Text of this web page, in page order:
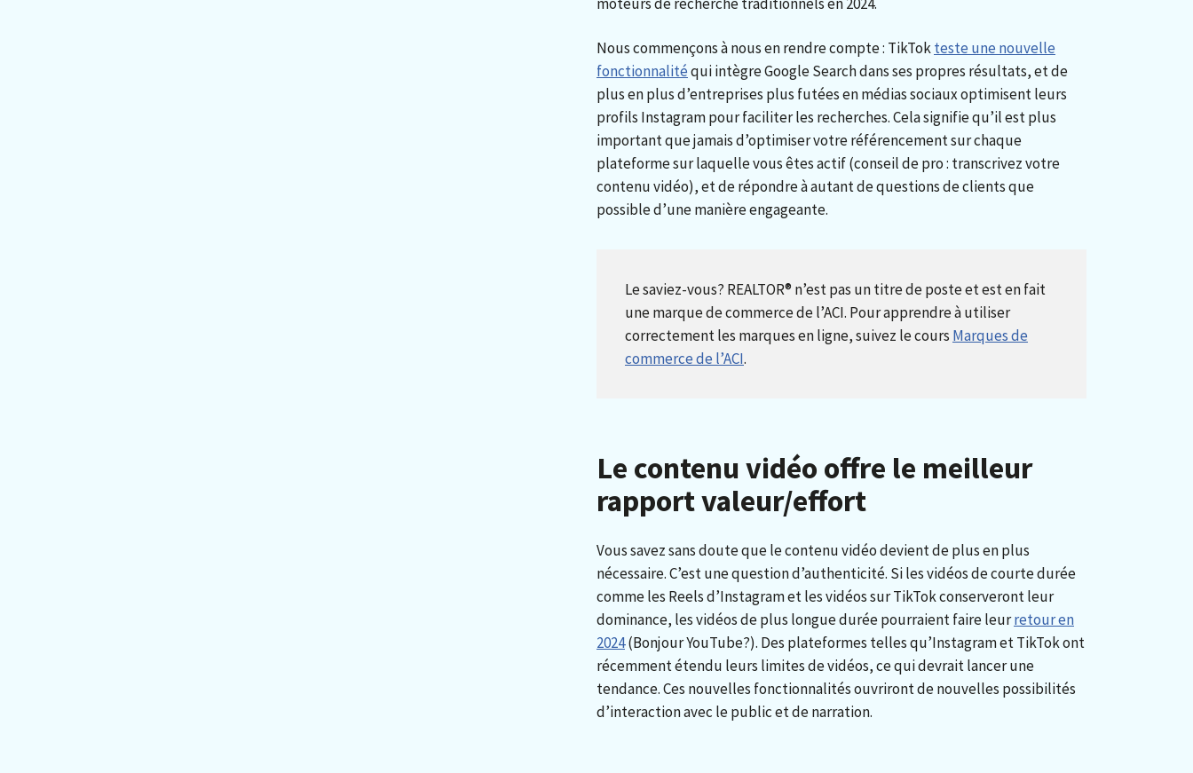
Nous commençons à nous en rendre compte : TikTokteste une nouvelle
fonctionnalitéqui intègre Google Search dans ses propres résultats, et de
plus en plus d’entreprises plus futées en médias sociaux optimisent leurs
profils Instagram pour faciliter les recherches. Cela signifie qu’il est plus
important que jamais d’optimiser votre référencement sur chaque
plateforme sur laquelle vous êtes actif (conseil de pro : transcrivez votre
contenu vidéo), et de répondre à autant de questions de clients que
possible d’une manière engageante.
Le saviez-vous? REALTOR® n’est pas un titre de poste et est en fait
une marque de commerce de l’ACI. Pour apprendre à utiliser
correctement les marques en ligne, suivez le cours Marques de
commerce de l’ACI.
Le contenu vidéo offre le meilleur
rapport valeur/effort
Vous savez sans doute que le contenu vidéo devient de plus en plus
nécessaire. C’est une question d’authenticité. Si les vidéos de courte durée
comme les Reels d’Instagram et les vidéos sur TikTok conserveront leur
dominance, les vidéos de plus longue durée pourraient faire leurretour en
2024(Bonjour YouTube?). Des plateformes telles qu’Instagram et TikTok ont
récemment étendu leurs limites de vidéos, ce qui devrait lancer une
tendance. Ces nouvelles fonctionnalités ouvriront de nouvelles possibilités
d’interaction avec le public et de narration.